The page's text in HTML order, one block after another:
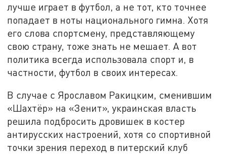
лучше играет в футбол, а не тот, кто точнее
попадает в ноты национального гимна. Хотя
его слова спортсмену, представляющему
свою страну, тоже знать не мешает. А вот
политика всегда использовала спорт и, в
частности, футбол в своих интересах.
В случае с Ярославом Ракицким, сменившим
«Шахтёр» на «Зенит», украинская власть
решила подбросить дровишек в костер
антирусских настроений, хотя со спортивной
точки зрения переход в питерский клуб